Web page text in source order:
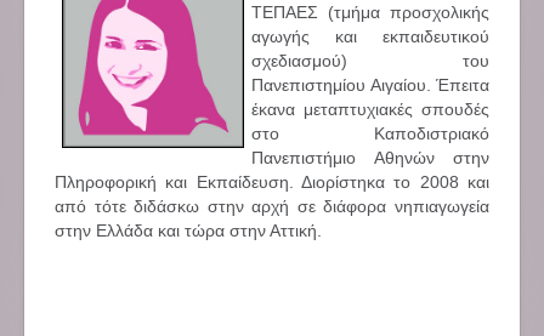
ΤΕΠΑΕΣ (τμήμα προσχολικής
αγωγής και εκπαιδευτικού
σχεδιασμού) του
Πανεπιστημίου Αιγαίου. Έπειτα
έκανα μεταπτυχιακές σπουδές
στο Καποδιστριακό
Πανεπιστήμιο Αθηνών στην
Πληροφορική και Εκπαίδευση. Διορίστηκα το 2008 και
από τότε διδάσκω στην αρχή σε διάφορα νηπιαγωγεία
στην Ελλάδα και τώρα στην Αττική.